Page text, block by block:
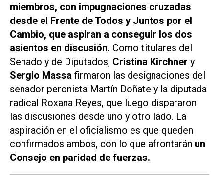
miembros, con impugnaciones cruzadas
desde el Frente de Todos y Juntos por el
Cambio, que aspiran a conseguir los dos
asientos en discusión. Como titulares del
Senado y de Diputados, Cristina Kirchner y
Sergio Massa firmaron las designaciones del
senador peronista Martín Doñate y la diputada
radical Roxana Reyes, que luego dispararon
las discusiones desde uno y otro lado. La
aspiración en el oficialismo es que queden
confirmados ambos, con lo que afrontarán un
Consejo en paridad de fuerzas.